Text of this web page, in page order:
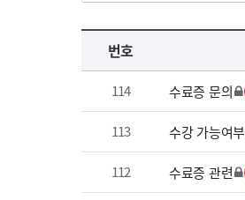
국가회계이론 과정 목록 으로 번호, 제목, 작성자, 조회수, 등록 일로 나열 되고 있습니다.
번호
114 수료증 문의
113 수강 가능여부
112 수료증 관련